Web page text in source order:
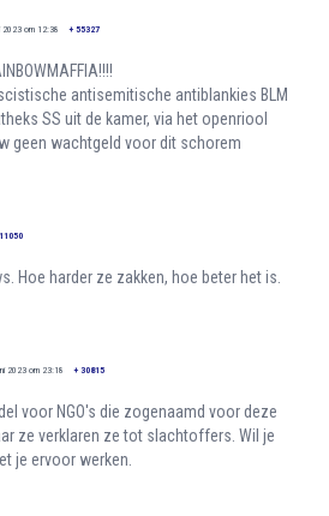
2023 om 12:38 + 55327
antisemitische antiblankies BLM
SS uit de kamer, via het openriool
geen wachtgeld voor dit schorem
11050
Hoe harder ze zakken, hoe beter het is.
2023 om 23:18 + 30815
voor NGO's die zogenaamd voor deze
ze verklaren ze tot slachtoffers. Wil je
je ervoor werken.